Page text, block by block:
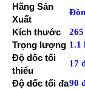
Hãng Sản
Xuất
Kích thước
Trọng lượng 1.1
Độ dốc tối
thiểu
17
Độ dốc tối đa90